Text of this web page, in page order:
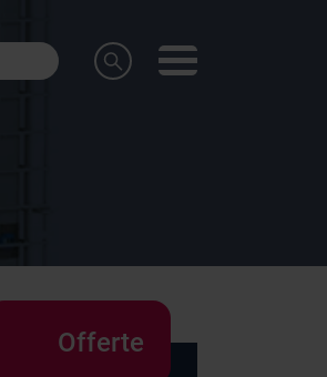
Offerte